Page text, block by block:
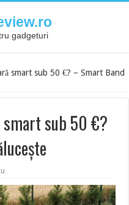
gadgeturi
smart sub 50 €? – Smart Band
smart sub 50 €?